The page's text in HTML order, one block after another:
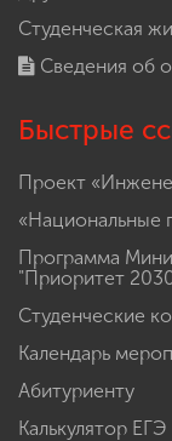
Студенческая
Сведения об
Быстрые
Проект
«Национальные
Программа
"Приоритет
Студенческие
Календарь
Абитуриенту
Калькулятор ЕГЭ